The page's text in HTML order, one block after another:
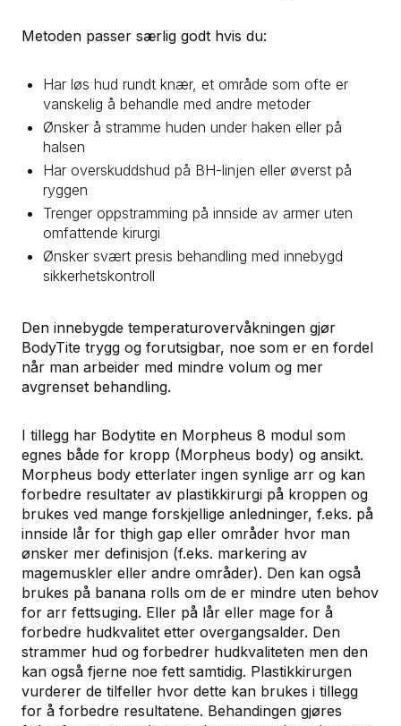
Metoden passer særlig godt hvis du:
Har løs hud rundt knær, et område som ofte er
vanskelig å behandle med andre metoder
Ønsker å stramme huden under haken eller på
halsen
Har overskuddshud på BH-linjen eller øverst på
ryggen
Trenger oppstramming på innside av armer uten
omfattende kirurgi
Ønsker svært presis behandling med innebygd
sikkerhetskontroll
Den innebygde temperaturovervåkningen gjør
BodyTite trygg og forutsigbar, noe som er en fordel
når man arbeider med mindre volum og mer
avgrenset behandling.
I tillegg har Bodytite en Morpheus 8 modul som
egnes både for kropp (Morpheus body) og ansikt.
Morpheus body etterlater ingen synlige arr og kan
forbedre resultater av plastikkirurgi på kroppen og
brukes ved mange forskjellige anledninger, f.eks. på
innside lår for thigh gap eller områder hvor man
ønsker mer definisjon (f.eks. markering av
magemuskler eller andre områder). Den kan også
brukes på banana rolls om de er mindre uten behov
for arr fettsuging. Eller på lår eller mage for å
forbedre hudkvalitet etter overgangsalder. Den
strammer hud og forbedrer hudkvaliteten men den
kan også fjerne noe fett samtidig. Plastikkirurgen
vurderer de tilfeller hvor dette kan brukes i tillegg
for å forbedre resultatene. Behandingen gjøres